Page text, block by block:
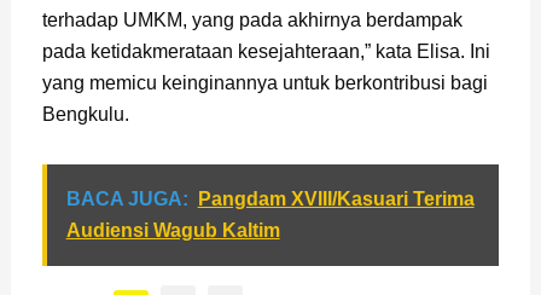
terhadap UMKM, yang pada akhirnya berdampak
pada ketidakmerataan kesejahteraan,” kata Elisa. Ini
yang memicu keinginannya untuk berkontribusi bagi
Bengkulu.
BACA JUGA:
Pangdam XVIII/Kasuari Terima
Audiensi Wagub Kaltim